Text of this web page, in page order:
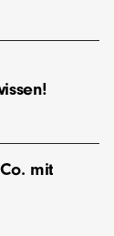
mit